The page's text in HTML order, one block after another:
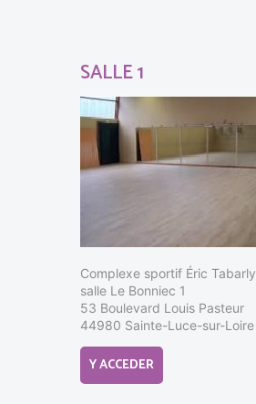
SALLE 1
Complexe sportif Éric Tabarly
salle Le Bonniec 1
53 Boulevard Louis Pasteur
44980 Sainte-Luce-sur-Loire
Y ACCEDER